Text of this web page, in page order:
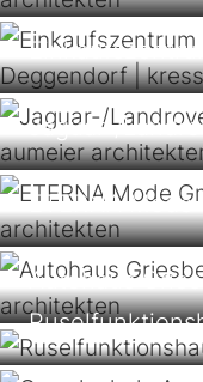
Jaguar-/
ETERNA Mode
Autohaus